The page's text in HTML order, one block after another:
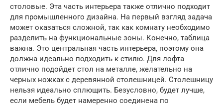
столовые. Эта часть интерьера также отлично подходит
для промышленного дизайна. На первый взгляд задача
может оказаться сложной, так как комнату необходимо
разделить на функциональные зоны. Конечно, таблица
важна. Это центральная часть интерьера, поэтому она
должна идеально подходить к стилю. Для лофта
отлично подойдет стол на металле, желательно на
черных ножках с деревянной столешницей. Столешницу
нельзя идеально сплющить. Безусловно, будет лучше,
если мебель будет намеренно соединена по